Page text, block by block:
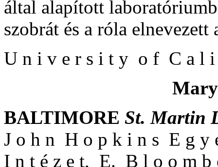
által alapított
szobrát és a róla
U n i v e r s i t y o f C a l
BALTIMORE St. Martin
J o h n H o p k i n s E g y
I n t é z e t, E. B l o o m